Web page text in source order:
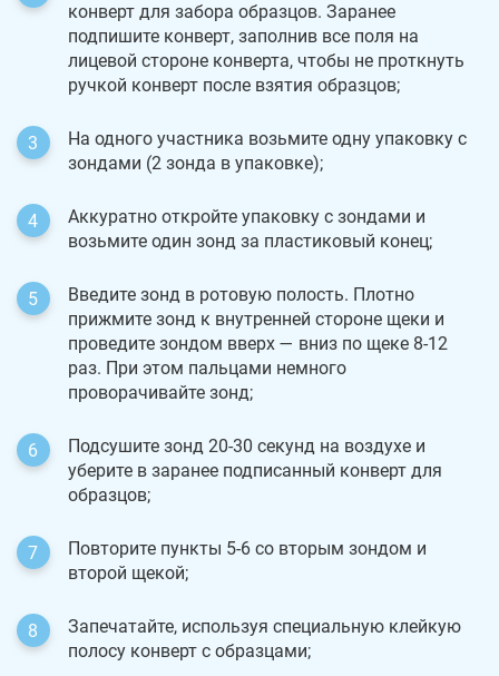
конверт для забора образцов. Заранее
подпишите конверт, заполнив все поля на
лицевой стороне конверта, чтобы не проткнуть
ручкой конверт после взятия образцов;
На одного участника возьмите одну упаковку с
зондами (2 зонда в упаковке);
Аккуратно откройте упаковку с зондами и
возьмите один зонд за пластиковый конец;
Введите зонд в ротовую полость. Плотно
прижмите зонд к внутренней стороне щеки и
проведите зондом вверх — вниз по щеке 8-12
раз. При этом пальцами немного
проворачивайте зонд;
Подсушите зонд 20-30 секунд на воздухе и
уберите в заранее подписанный конверт для
образцов;
Повторите пункты 5-6 со вторым зондом и
второй щекой;
Запечатайте, используя специальную клейкую
полосу конверт с образцами;